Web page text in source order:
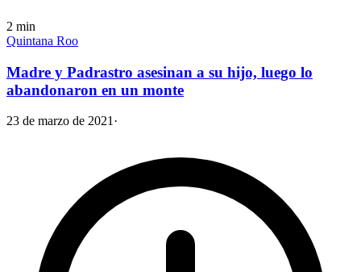
2 min
Quintana Roo
Madre y Padrastro asesinan a su hijo, luego lo
abandonaron en un monte
23 de marzo de 2021·